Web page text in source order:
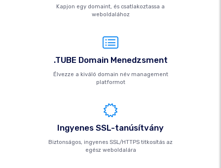
Kapjon egy domaint, és csatlakoztassa a
weboldalához
.TUBE Domain Menedzsment
Élvezze a kiváló domain név management
platformot
Ingyenes SSL-tanúsítvány
Biztonságos, ingyenes SSL/HTTPS titkosítás az
egész weboldalára